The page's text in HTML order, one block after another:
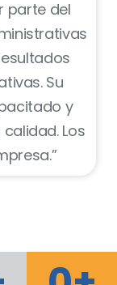
parte del
Su
y
Los